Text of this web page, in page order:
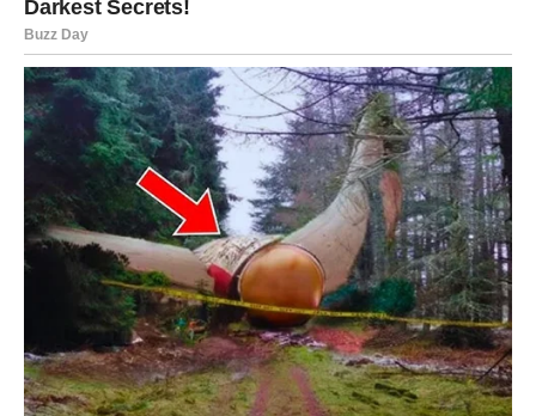
Sve što je skriveno izlazi na videlo. Tajne, emocije, istine
– ništa ne ostaje zakopano.
Ali, ovo je i dan transformacije. Ako prihvatiš istinu, izlaziš
jači nego ikada.
U ljubavi, dolazi trenutak kada se odnos ili produbljuje –
ili završava.
STRELAC
Strelčevi danas osećaju potrebu za slobodom, ali i za
istinom.